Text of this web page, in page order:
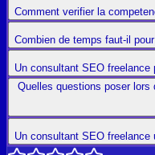
Comment verifier la
Combien de temps faut-il
Un consultant SEO
Quelles questions poser lors
Un consultant SEO